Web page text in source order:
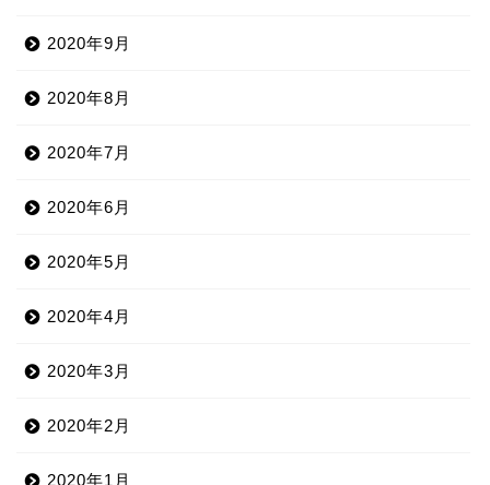
2020年9月
2020年8月
2020年7月
2020年6月
2020年5月
2020年4月
2020年3月
2020年2月
2020年1月